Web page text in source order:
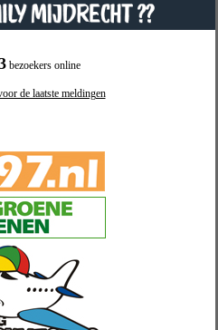
bezoekers online
de laatste meldingen